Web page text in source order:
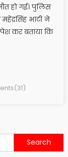
हो गई। पुलिस
महेंद्रसिंह भाटी ने
पेश कर बताया कि